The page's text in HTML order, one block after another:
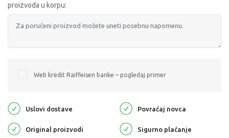
proizvoda u korpu:
Web kredit Raiffeisen banke – pogledaj primer
Uslovi dostave Povraćaj novca
Original proizvodi Sigurno plaćanje